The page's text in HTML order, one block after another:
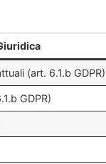
(art. 6.1.b GDPR)
GDPR)